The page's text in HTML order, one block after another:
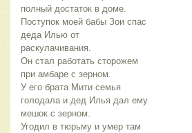
полный достаток в доме.
Поступок моей бабы Зои спас
деда Илью от
раскулачивания.
Он стал работать сторожем
при амбаре с зерном.
У его брата Мити семья
голодала и дед Илья дал ему
мешок с зерном.
Угодил в тюрьму и умер там